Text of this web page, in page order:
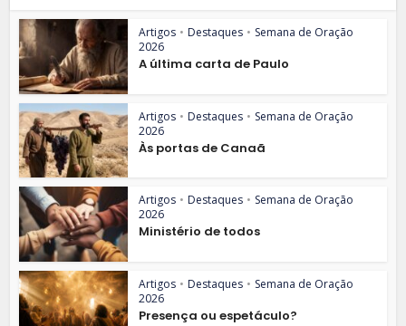
Artigos • Destaques • Semana de Oração
2026
A última carta de Paulo
Artigos • Destaques • Semana de Oração
2026
Às portas de Canaã
Artigos • Destaques • Semana de Oração
2026
Ministério de todos
Artigos • Destaques • Semana de Oração
2026
Presença ou espetáculo?